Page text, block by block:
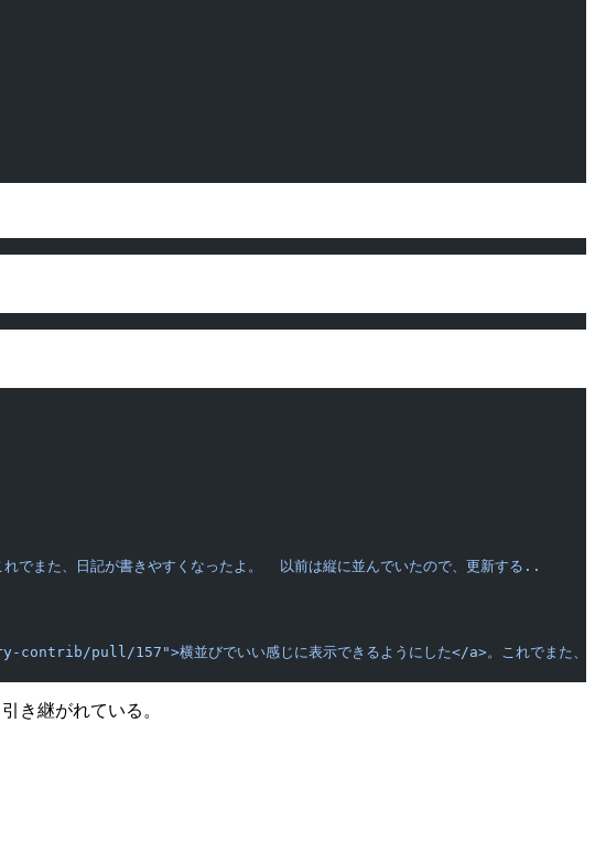
でまた、日記が書きやすくなったよ。  以前は縦に並んでいたので、更新する..
pull/157">横並びでいい感じに表示できるようにした</a>。これでまた、日
き継がれている。